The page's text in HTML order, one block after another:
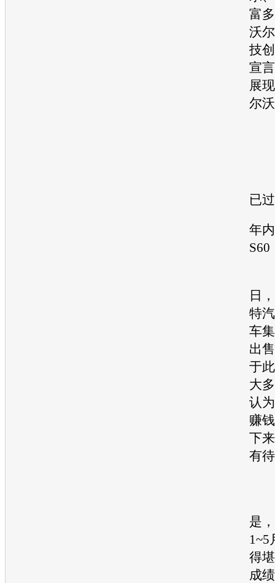
富
沃
技
宣
展
尔
已
年
日
特
车
出
于
大
认
赚
下
有
是
1~5
得
成